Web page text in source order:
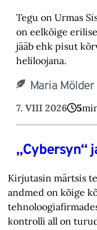
Tegu on Urmas
on eelkõige
jääb ehk pisut
heliloojana.‎
Maria Mölder
7. VIII 2026 5
„Cybersyn“
Kirjutasin märtsis
andmed on kõige
kontrolli all on